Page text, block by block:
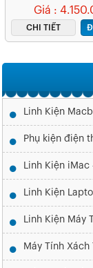
Giá :
CHI TIẾT
Linh Kiện
Phụ kiện điện
Linh Kiện iMac
Linh Kiện
Linh Kiện Máy
Máy Tính Xách